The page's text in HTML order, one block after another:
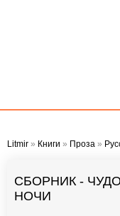
Litmir » Книги » Проза »
СБОРНИК -
НОЧИ